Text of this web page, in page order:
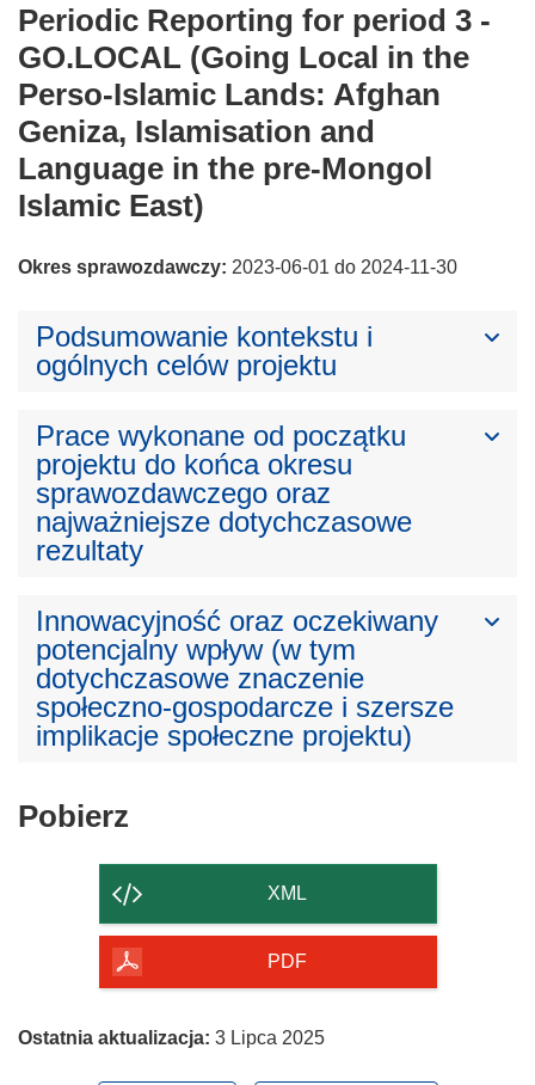
Periodic Reporting for period 3 -
GO.LOCAL (Going Local in the
Perso-Islamic Lands: Afghan
Geniza, Islamisation and
Language in the pre-Mongol
Islamic East)
Okres sprawozdawczy: 2023-06-01 do 2024-11-30
Podsumowanie kontekstu i
ogólnych celów projektu
Prace wykonane od początku
projektu do końca okresu
sprawozdawczego oraz
najważniejsze dotychczasowe
rezultaty
Innowacyjność oraz oczekiwany
potencjalny wpływ (w tym
dotychczasowe znaczenie
społeczno-gospodarcze i szersze
implikacje społeczne projektu)
Pobierz
strony
XML
PDF
Ostatnia aktualizacja: 3 Lipca 2025